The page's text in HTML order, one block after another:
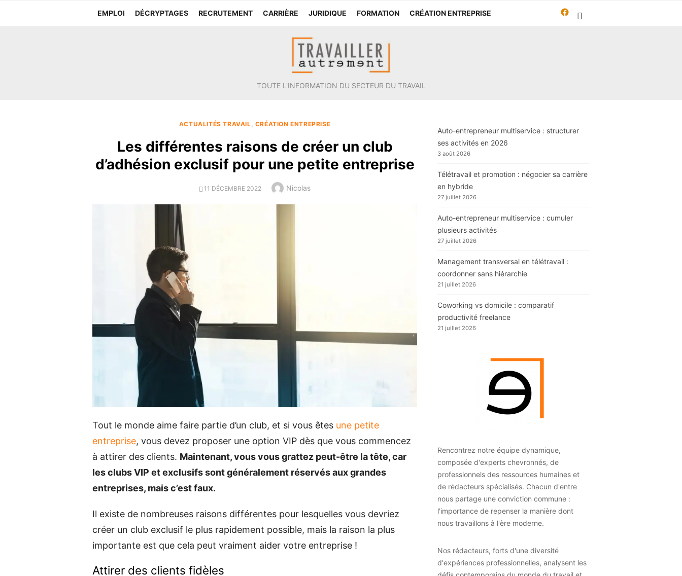
EMPLOI DÉCRYPTAGES RECRUTEMENT CARRIÈRE JURIDIQUE FORMATION CRÉATION ENTREPRISE
Travailleur-
TOUTE L'INFORMATION DU SECTEUR DU TRAVAIL
ACTUALITÉS TRAVAIL, CRÉATION ENTREPRISE
Les différentes raisons de créer un club
d’adhésion exclusif pour une petite entreprise
POSTED
11 DÉCEMBRE 2022 Author
Nicolas
Tout le monde aime faire partie d’un club, et si vous êtes une petite
entreprise, vous devez proposer une option VIP dès que vous commencez
à attirer des clients. Maintenant, vous vous grattez peut-être la tête, car
les clubs VIP et exclusifs sont généralement réservés aux grandes
entreprises, mais c’est faux.
Il existe de nombreuses raisons différentes pour lesquelles vous devriez
créer un club exclusif le plus rapidement possible, mais la raison la plus
importante est que cela peut vraiment aider votre entreprise !
Attirer des clients fidèles
Auto-entrepreneur multiservice : structurer
ses activités en 2026
3 août 2026
Télétravail et promotion : négocier sa carrière
en hybride
27 juillet 2026
Auto-entrepreneur multiservice : cumuler
plusieurs activités
27 juillet 2026
Management transversal en télétravail :
coordonner sans hiérarchie
21 juillet 2026
Coworking vs domicile : comparatif
productivité freelance
21 juillet 2026
Rencontrez notre équipe dynamique,
composée d'experts chevronnés, de
professionnels des ressources humaines et
de rédacteurs spécialisés. Chacun d'entre
nous partage une conviction commune :
l'importance de repenser la manière dont
nous travaillons à l'ère moderne.
Nos rédacteurs, forts d'une diversité
d'expériences professionnelles, analysent les